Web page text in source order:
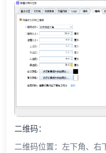
二维码：
二维码位置：左下角、右